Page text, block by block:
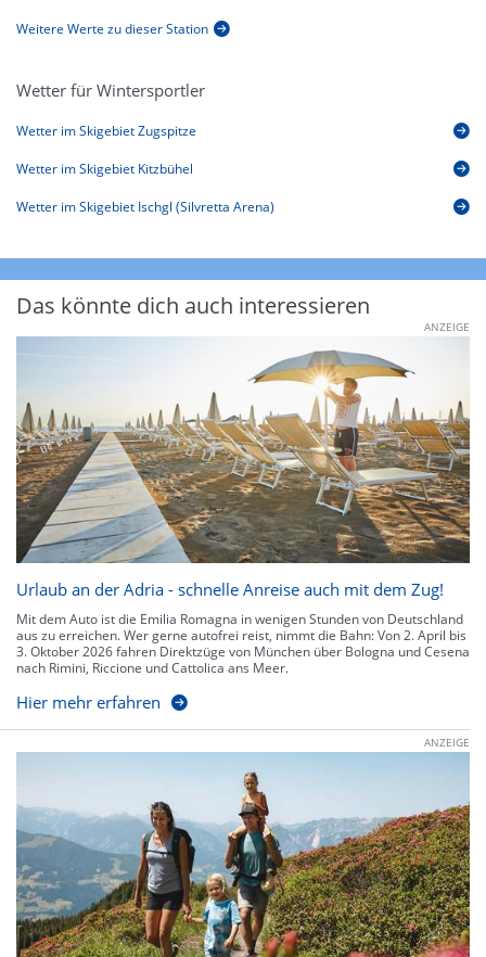
Weitere Werte zu dieser Station
Wetter für Wintersportler
Wetter im Skigebiet Zugspitze
Wetter im Skigebiet Kitzbühel
Wetter im Skigebiet Ischgl (Silvretta Arena)
Das könnte dich auch interessieren
ANZEIGE
Urlaub an der Adria - schnelle Anreise auch mit dem Zug!
Mit dem Auto ist die Emilia Romagna in wenigen Stunden von Deutschland
aus zu erreichen. Wer gerne autofrei reist, nimmt die Bahn: Von 2. April bis
3. Oktober 2026 fahren Direktzüge von München über Bologna und Cesena
nach Rimini, Riccione und Cattolica ans Meer.
Hier mehr erfahren
ANZEIGE